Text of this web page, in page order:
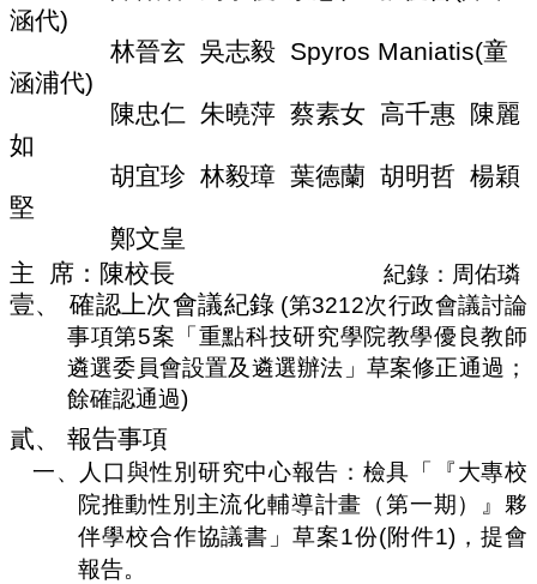
服
團
隊
法
彙
編
行
政
會
會
涵代)
林晉玄 吳志毅 Spyros Maniatis(童
涵浦代)
陳忠仁 朱曉萍 蔡素女 高千惠 陳麗
如
胡宜珍 林毅璋 葉德蘭 胡明哲 楊穎
堅
鄭文皇
主
席： 陳校長 紀錄：周佑璘
壹、 確認上次會議紀錄 (第3212次行政會議討論
事項第5案「 重點科技研究學院教學優良教師
遴選委員會設置及遴選辦法 」草案修正通過；
餘確認通過)
貳、 報告事項
一、 人口與性別研究中心報告：檢具「 『大專校
院推動性別主流化輔導計畫（第一期）
』 夥
伴學校合作協議書」草案1份(附件1) ，提會
報告。